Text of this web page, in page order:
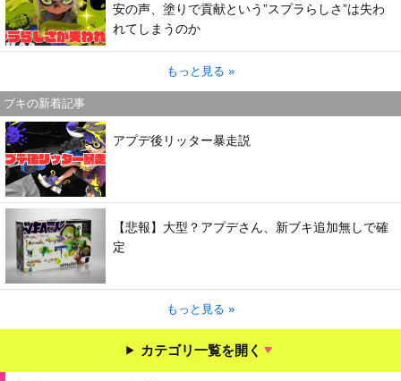
安の声、塗りで貢献という”スプラらしさ”は失わ
れてしまうのか
もっと見る »
ブキの新着記事
アプデ後リッター暴走説
【悲報】大型？アプデさん、新ブキ追加無しで確
定
もっと見る »
カテゴリ一覧を開く